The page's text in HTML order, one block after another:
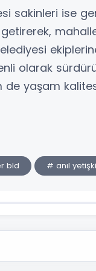
sakinleri ise
olarak
yaşam
bld # anıl